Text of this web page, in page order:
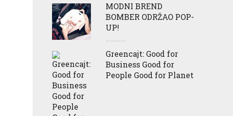
MODNI BREND
BOMBER ODRŽAO POP-
UP!
Greencajt: Good for
Business Good for
People Good for Planet